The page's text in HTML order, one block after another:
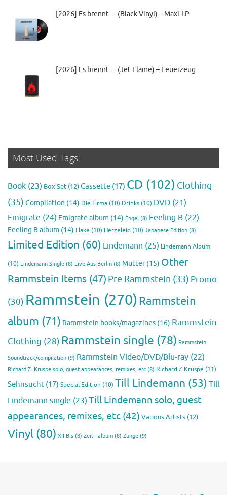
[2026] Es brennt… (Black Vinyl) – Maxi-LP
[2026] Es brennt… (Jet Flame) – Feuerzeug
Most Used Tags:
Book (23) Box Set (12)Cassette (17) CD (102) Clothing
(35) Compilation (14) Die Firma (10) Drinks (10) DVD (21)
Emigrate (24) Emigrate album (14) Engel (8) Feeling B (22)
Feeling B album (14) Flake (10) Herzeleid (10) Japanese Edition (8)
Limited Edition (60) Lindemann (25) Lindemann Album
(10) Lindemann Single (8) Live Aus Berlin (8) Mutter(15) Other
Rammstein Items (47) Pre Rammstein (33) Promo
(30) Rammstein (270)Rammstein
album (71) Rammstein books/magazines (16) Rammstein
Clothing (28) Rammstein single (78) Rammstein
Soundtrack/compilation (9) Rammstein Video/DVD/Blu-ray (22)
Richard Z. Kruspe solo, guest appearances, remixes, etc (8) Richard Z Kruspe (11)
Sehnsucht (17) Special Edition (10) Till Lindemann (53) Till
Lindemann single (23) Till Lindemann solo, guest
appearances, remixes, etc (42) Various Artists (12)
Vinyl (80) XII Bis (8) Zeit - album (8) Zunge (9)